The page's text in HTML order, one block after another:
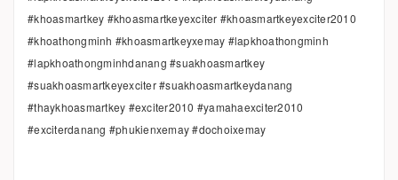
#khoasmartkey #khoasmartkeyexciter #khoasmartkeyexciter2010
#khoathongminh #khoasmartkeyxemay #lapkhoathongminh
#lapkhoathongminhdanang #suakhoasmartkey
#suakhoasmartkeyexciter #suakhoasmartkeydanang
#thaykhoasmartkey #exciter2010 #yamahaexciter2010
#exciterdanang #phukienxemay #dochoixemay